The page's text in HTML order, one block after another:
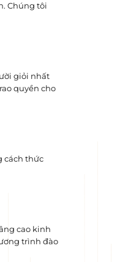
Chúng tôi
giỏi nhất
quyền cho
cách thức
cao kinh
trình đào